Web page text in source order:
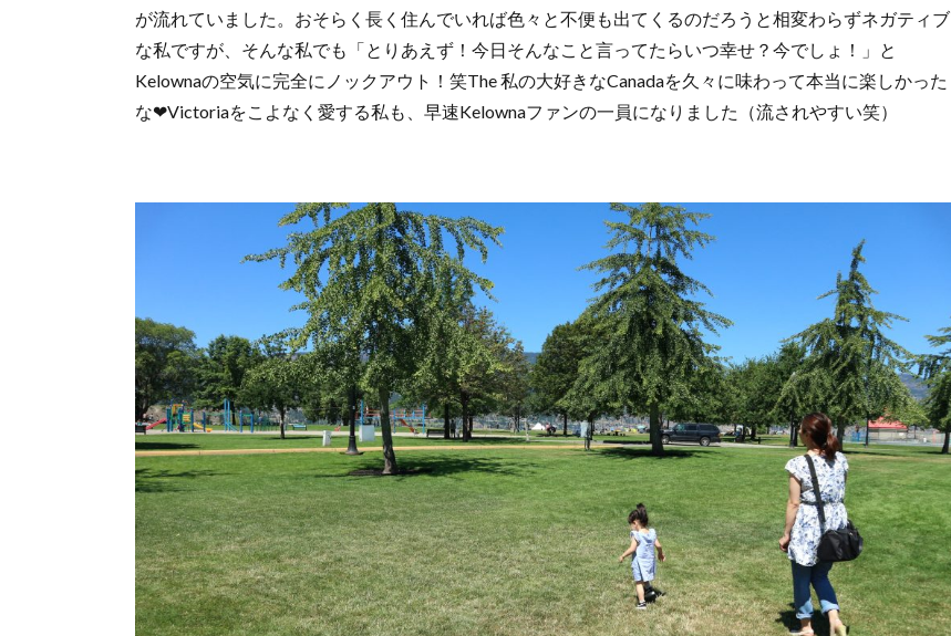
が流れていました。おそらく長く住んでいれば色々と不便も出てくるのだろうと相変わらずネガティブ
な私ですが、そんな私でも「とりあえず！今日そんなこと言ってたらいつ幸せ？今でしょ！」と
Kelownaの空気に完全にノックアウト！笑The 私の大好きなCanadaを久々に味わって本当に楽しかった
な❤︎Victoriaをこよなく愛する私も、早速Kelownaファンの一員になりました（流されやすい笑）